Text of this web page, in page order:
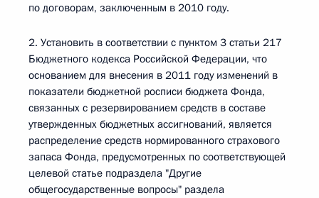
по договорам, заключенным в 2010 году.
2. Установить в соответствии с пунктом 3 статьи 217
Бюджетного кодекса Российской Федерации, что
основанием для внесения в 2011 году изменений в
показатели бюджетной росписи бюджета Фонда,
связанных с резервированием средств в составе
утвержденных бюджетных ассигнований, является
распределение средств нормированного страхового
запаса Фонда, предусмотренных по соответствующей
целевой статье подраздела "Другие
общегосударственные вопросы" раздела